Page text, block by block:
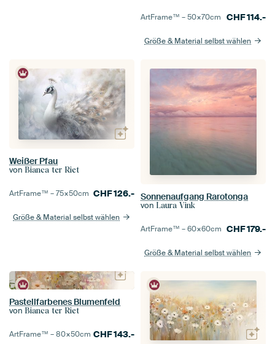
ArtFrame™ –50×70cm CHF114.-
Größe & Material selbst wählen
Weißer Pfau
von Bianca ter Riet
ArtFrame™ –75×50cm CHF126.-
Größe & Material selbst wählen
Sonnenaufgang Rarotonga
von Laura Vink
ArtFrame™ –60×60cm CHF179.-
Größe & Material selbst wählen
Pastellfarbenes Blumenfeld
von Bianca ter Riet
ArtFrame™ –80×50cm CHF143.-